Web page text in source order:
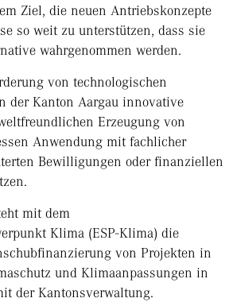
Ziel, die neuen Antriebskonzepte
so weit zu unterstützen, dass sie
wahrgenommen werden.
von technologischen
der Kanton Aargau innovative
Erzeugung von
Anwendung mit fachlicher
Bewilligungen oder finanziellen
mit dem
Klima (ESP-Klima) die
von Projekten in
und Klimaanpassungen in
der Kantonsverwaltung.